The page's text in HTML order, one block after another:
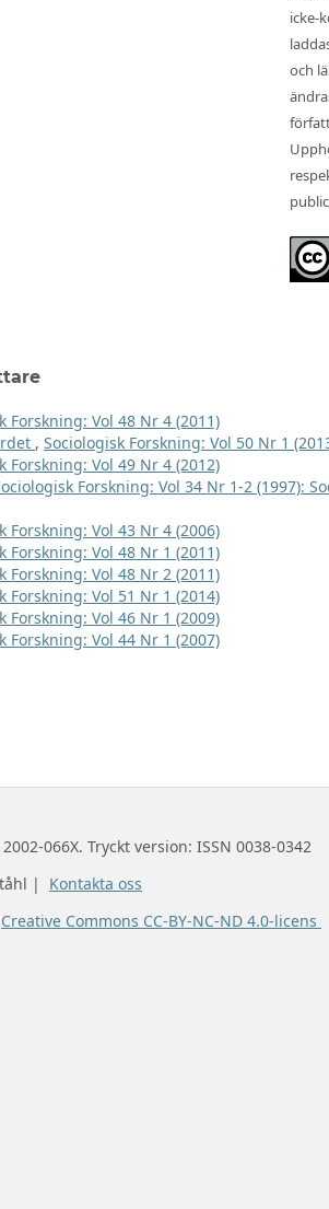
icke-
och
Forskning: Vol 48 Nr 4 (2011)
, Sociologisk Forskning: Vol 50 Nr 1
Forskning: Vol 49 Nr 4 (2012)
Forskning: Vol 34 Nr 1-2 (1997):
Forskning: Vol 43 Nr 4 (2006)
Forskning: Vol 48 Nr 1 (2011)
Forskning: Vol 48 Nr 2 (2011)
Forskning: Vol 51 Nr 1 (2014)
Forskning: Vol 46 Nr 1 (2009)
Forskning: Vol 44 Nr 1 (2007)
066X. Tryckt version: ISSN 0038-0342
| Kontakta oss
Creative Commons CC-BY-NC-ND 4.0-licens